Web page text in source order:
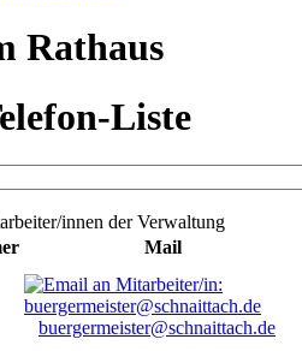
Rathaus
Liste
innen der Verwaltung
Mail
buergermeister@schnaittach.de